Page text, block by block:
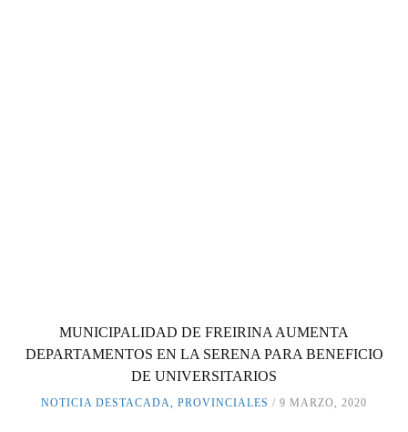
MUNICIPALIDAD DE FREIRINA AUMENTA
DEPARTAMENTOS EN LA SERENA PARA BENEFICIO
DE UNIVERSITARIOS
NOTICIA DESTACADA, PROVINCIALES 9 MARZO, 2020